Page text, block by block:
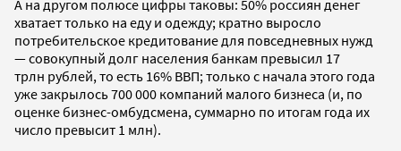
А на другом полюсе цифры таковы: 50% россиян денег
хватает только на еду и одежду; кратно выросло
потребительское кредитование для повседневных нужд
— совокупный долг населения банкам превысил 17
трлн рублей, то есть 16% ВВП; только с начала этого года
уже закрылось 700 000 компаний малого бизнеса (и, по
оценке бизнес-омбудсмена, суммарно по итогам года их
число превысит 1 млн).